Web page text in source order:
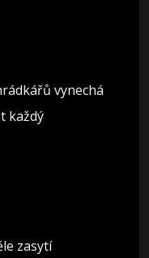
vynechá
každý
zasytí